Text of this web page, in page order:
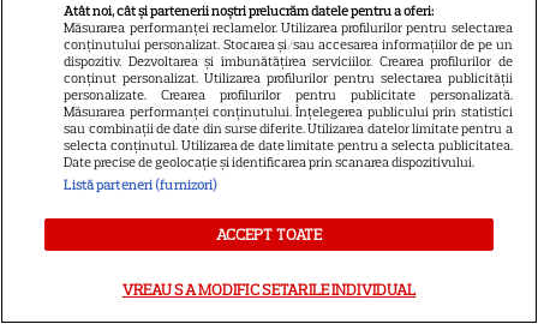
16
„Insula Iubirii: Reuniuni”. Ce
spune despre foștii
concurenți: „Anumite lucruri
au rămas nerezolvate”
EXCLUSIV
VEDETE ROMÂNEŞTI
Chef Orlando Zaharia și soția
ani de căsnicie. Cum arătau în
Atât noi, cât și partenerii noștri prelucrăm datele pentru a oferi:
Măsurarea performanței reclamelor. Utilizarea profilurilor pentru selectarea
conținutului personalizat. Stocarea și/sau accesarea informațiilor de pe un
dispozitiv. Dezvoltarea și îmbunătățirea serviciilor. Crearea profilurilor de
conținut personalizat. Utilizarea profilurilor pentru selectarea publicității
personalizate. Crearea profilurilor pentru publicitate personalizată.
Măsurarea performanței conținutului. Înțelegerea publicului prin statistici
sau combinații de date din surse diferite. Utilizarea datelor limitate pentru a
selecta conținutul. Utilizarea de date limitate pentru a selecta publicitatea.
Date precise de geolocație și identificarea prin scanarea dispozitivului.
Listă parteneri (furnizori)
ACCEPT TOATE
VREAU SA MODIFIC SETARILE INDIVIDUAL